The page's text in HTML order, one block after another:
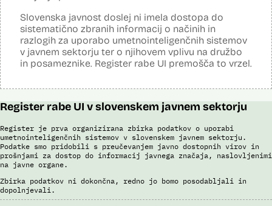
Slovenska javnost doslej ni imela dostopa do
sistematično zbranih informacij o načinih in
razlogih za uporabo umetnointeligenčnih sistemov
v javnem sektorju ter o njihovem vplivu na družbo
in posameznike. Register rabe UI premošča to vrzel.
Register rabe UI v slovenskem javnem sektorju
Register je prva organizirana zbirka podatkov o uporabi
umetnointeligenčnih sistemov v slovenskem javnem sektorju.
Podatke smo pridobili s preučevanjem javno dostopnih virov in
prošnjami za dostop do informacij javnega značaja, naslovljenimi
na javne organe.
Zbirka podatkov ni dokončna, redno jo bomo posodabljali in
dopolnjevali.